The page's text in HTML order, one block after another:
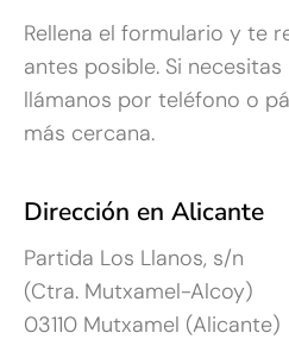
Rellena el formulario y te
antes posible. Si
llámanos por teléfono o
más cercana.
Dirección en Alicante
Partida Los Llanos, s/n
(Ctra. Mutxamel-Alcoy)
03110 Mutxamel (Alicante)